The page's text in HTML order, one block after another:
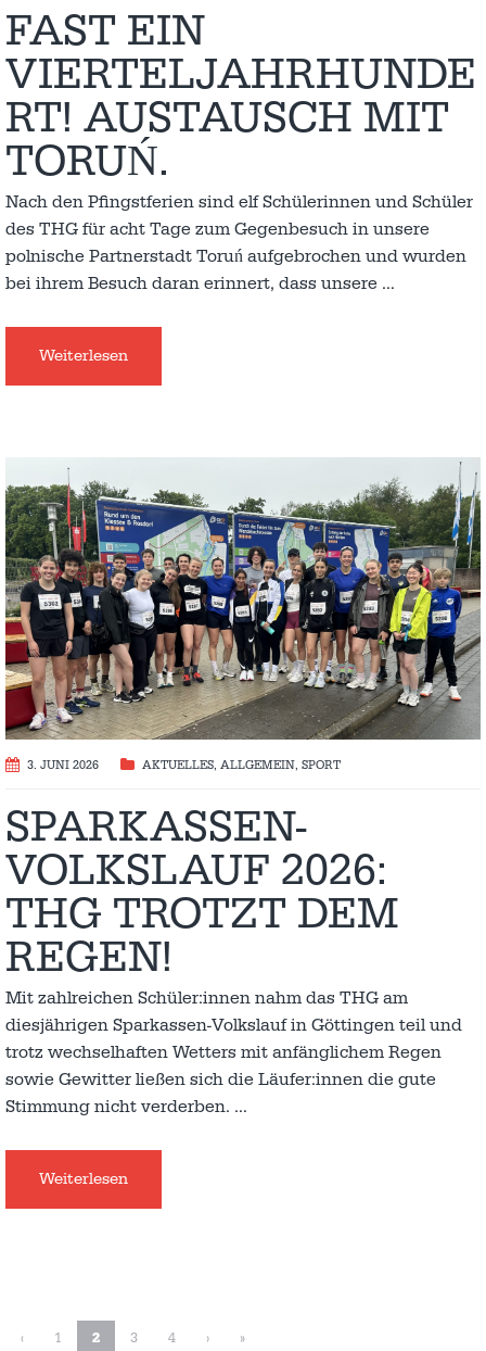
FAST EIN
VIERTELJAHRHUNDE
RT! AUSTAUSCH MIT
TORUŃ.
Nach den Pfingstferien sind elf Schülerinnen und Schüler
des THG für acht Tage zum Gegenbesuch in unsere
polnische Partnerstadt Toruń aufgebrochen und wurden
bei ihrem Besuch daran erinnert, dass unsere …
Weiterlesen
3. JUNI 2026 AKTUELLES, ALLGEMEIN, SPORT
SPARKASSEN-
VOLKSLAUF 2026:
THG TROTZT DEM
REGEN!
Mit zahlreichen Schüler:innen nahm das THG am
diesjährigen Sparkassen-Volkslauf in Göttingen teil und
trotz wechselhaften Wetters mit anfänglichem Regen
sowie Gewitter ließen sich die Läufer:innen die gute
Stimmung nicht verderben. …
Weiterlesen
‹ 1 2 3 4 › »